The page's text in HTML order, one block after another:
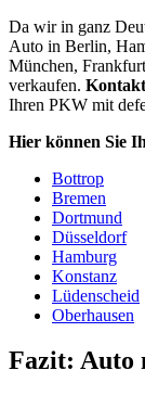
Da wir in ganz
Auto in Berlin,
München,
verkaufen.
Ihren PKW mit
Hier können Sie
Bottrop
Bremen
Dortmund
Düsseldorf
Hamburg
Konstanz
Lüdenscheid
Oberhausen
Fazit: Auto